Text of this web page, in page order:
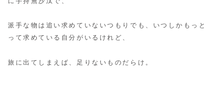
派手な物は追い求めていないつもりでも、いつしかもっと
って求めている自分がいるけれど、
旅に出てしまえば、足りないものだらけ。